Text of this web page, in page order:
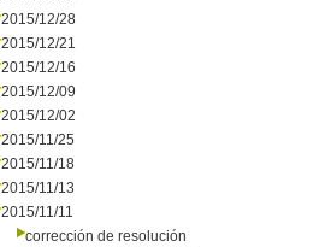
2015/12/28
2015/12/21
2015/12/16
2015/12/09
2015/12/02
2015/11/25
2015/11/18
2015/11/13
2015/11/11
corrección de resolución